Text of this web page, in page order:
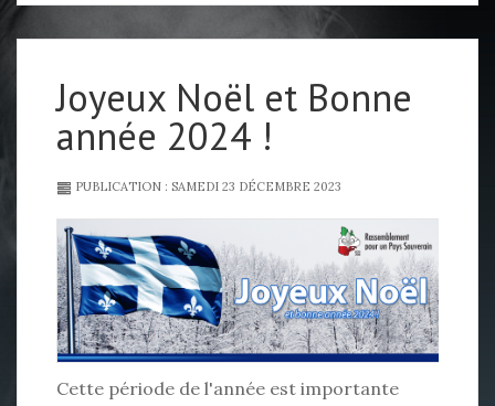
Joyeux Noël et Bonne
année 2024 !
PUBLICATION : SAMEDI 23 DÉCEMBRE 2023
Cette période de l'année est importante